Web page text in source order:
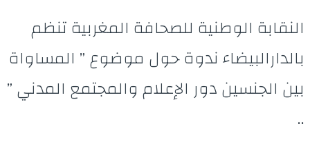
النقابة الوطنية للصحافة المغربية تنظم
بالدارالبيضاء ندوة حول موضوع ” المساواة
بين الجنسين دور الإعلام والمجتمع المدني ”
..